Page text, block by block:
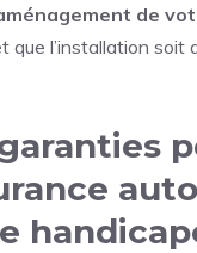
de
que l’installation soit